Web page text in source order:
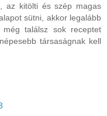
az kitölti és szép magas
sütni, akkor legalább
találsz sok receptet
társaságnak kell